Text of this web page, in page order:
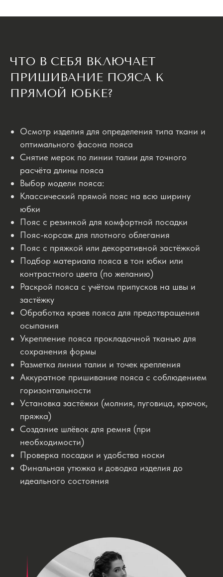
ЧТО В СЕБЯ ВКЛЮЧАЕТ
ПРИШИВАНИЕ ПОЯСА К
ПРЯМОЙ ЮБКЕ?
Осмотр изделия для определения типа ткани и
оптимального фасона пояса
Снятие мерок по линии талии для точного
расчёта длины пояса
Выбор модели пояса:
Классический прямой пояс на всю ширину
юбки
Пояс с резинкой для комфортной посадки
Пояс-корсаж для плотного облегания
Пояс с пряжкой или декоративной застёжкой
Подбор материала пояса в тон юбки или
контрастного цвета (по желанию)
Раскрой пояса с учётом припусков на швы и
застёжку
Обработка краев пояса для предотвращения
осыпания
Укрепление пояса прокладочной тканью для
сохранения формы
Разметка линии талии и точек крепления
Аккуратное пришивание пояса с соблюдением
горизонтальности
Установка застёжки (молния, пуговица, крючок,
пряжка)
Создание шлёвок для ремня (при
необходимости)
Проверка посадки и удобства носки
Финальная утюжка и доводка изделия до
идеального состояния